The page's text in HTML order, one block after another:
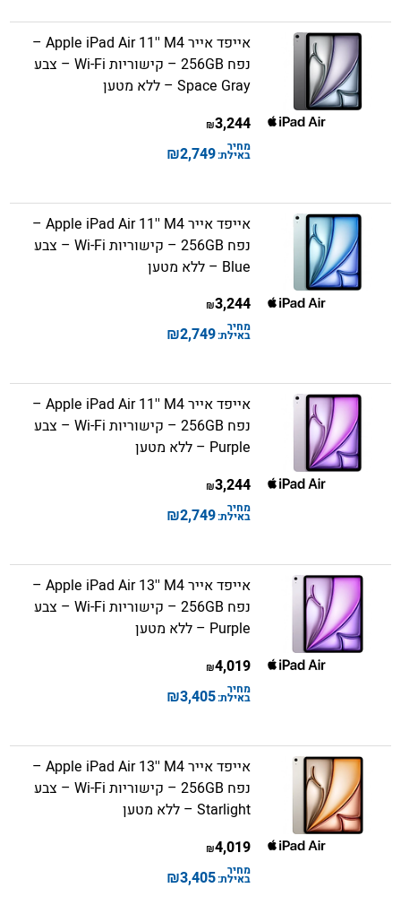
אייפד אייר Apple iPad Air 11'' M4 –
נפח 256GB – קישוריות Wi-Fi – צבע
Space Gray – ללא מטען
3,244
₪
מחיר
באילת:2,749
₪
אייפד אייר Apple iPad Air 11'' M4 –
נפח 256GB – קישוריות Wi-Fi – צבע
Blue – ללא מטען
3,244
₪
מחיר
באילת:2,749
₪
אייפד אייר Apple iPad Air 11'' M4 –
נפח 256GB – קישוריות Wi-Fi – צבע
Purple – ללא מטען
3,244
₪
מחיר
באילת:2,749
₪
אייפד אייר Apple iPad Air 13'' M4 –
נפח 256GB – קישוריות Wi-Fi – צבע
Purple – ללא מטען
4,019
₪
מחיר
באילת:3,405
₪
אייפד אייר Apple iPad Air 13'' M4 –
נפח 256GB – קישוריות Wi-Fi – צבע
Starlight – ללא מטען
4,019
₪
מחיר
באילת:3,405
₪